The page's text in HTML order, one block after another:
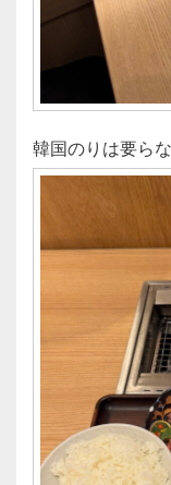
韓国のりは要ら